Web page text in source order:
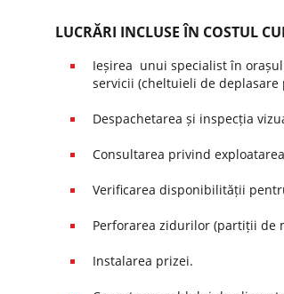
LUCRĂRI INCLUSE ÎN COSTUL
Ieșirea unui specialist în
servicii (cheltuieli de
Despachetarea și inspecția
Consultarea privind
Verificarea disponibilității
Perforarea zidurilor (partiții de
Instalarea prizei.